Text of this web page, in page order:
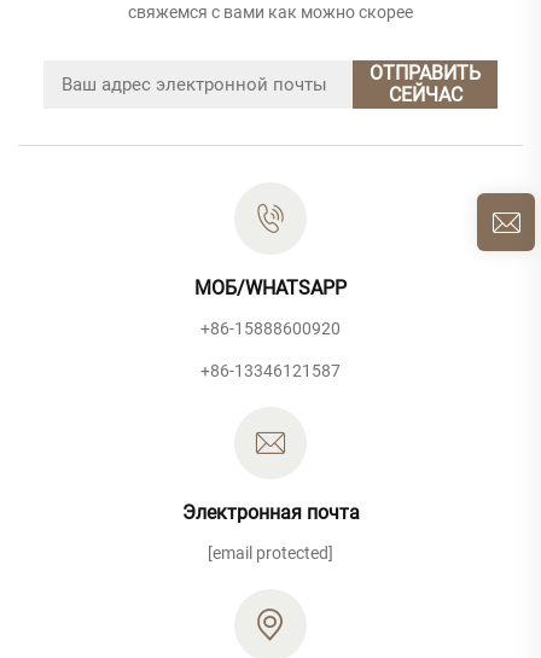
свяжемся с вами как можно скорее
ОТПРАВИТЬ
СЕЙЧАС
МОБ/WHATSAPP
+86-15888600920
+86-13346121587
Электронная почта
[email protected]